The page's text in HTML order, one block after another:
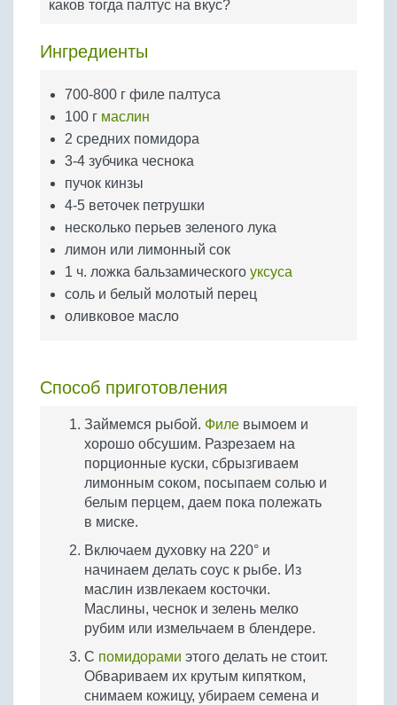
Бобовые
Крупы
каков тогда палтус на вкус?
Ингредиенты
700-800 г филе палтуса
100 г маслин
2 средних помидора
3-4 зубчика чеснока
пучок кинзы
4-5 веточек петрушки
несколько перьев зеленого лука
лимон или лимонный сок
1 ч. ложка бальзамического уксуса
соль и белый молотый перец
оливковое масло
Способ приготовления
Займемся рыбой. Филе вымоем и
хорошо обсушим. Разрезаем на
порционные куски, сбрызгиваем
лимонным соком, посыпаем солью и
белым перцем, даем пока полежать
в миске.
Включаем духовку на 220° и
начинаем делать соус к рыбе. Из
маслин извлекаем косточки.
Маслины, чеснок и зелень мелко
рубим или измельчаем в блендере.
С помидорами этого делать не стоит.
Обвариваем их крутым кипятком,
снимаем кожицу, убираем семена и